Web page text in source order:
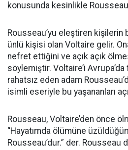
konusunda kesinlikle
Rousseau’yu eleştiren kişilerin
ünlü kişisi olan Voltaire gelir.
nefret ettiğini ve açık açık
söylemiştir. Voltaire’i
rahatsız eden adam
isimli eseriyle bu yaşananları
Rousseau, Voltaire’den önce
“Hayatımda ölümüne
Rousseau’dur.” der. Rousseau